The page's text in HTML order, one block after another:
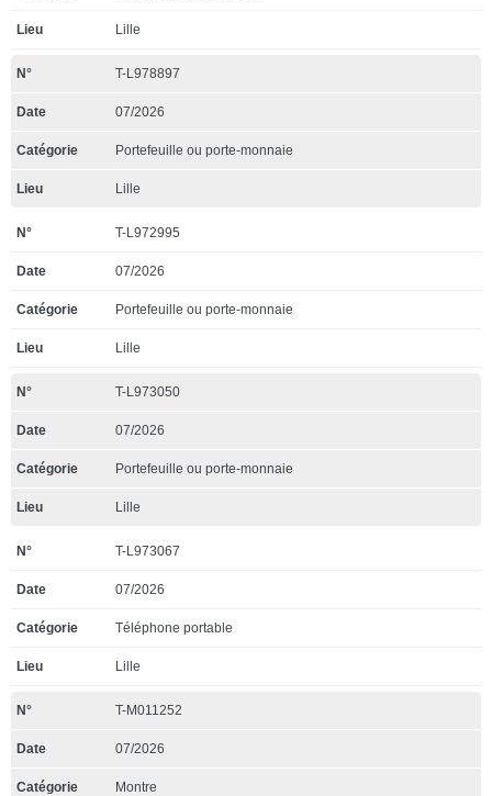
Lille
T-L978897
07/2026
Portefeuille ou porte-monnaie
Lille
T-L972995
07/2026
Portefeuille ou porte-monnaie
Lille
T-L973050
07/2026
Portefeuille ou porte-monnaie
Lille
T-L973067
07/2026
Téléphone portable
Lille
T-M011252
07/2026
Montre